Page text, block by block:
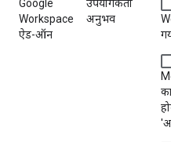
Google
Workspace
ऐड-ऑन
उपयोगकर्ता
अनुभव